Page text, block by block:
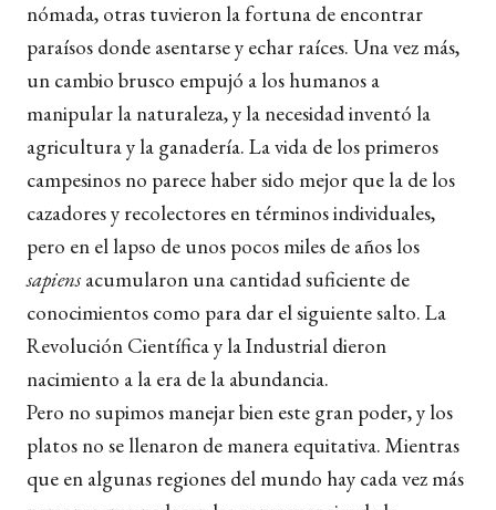
nómada, otras tuvieron la fortuna de encontrar
paraísos donde asentarse y echar raíces. Una vez más,
un cambio brusco empujó a los humanos a
manipular la naturaleza, y la necesidad inventó la
agricultura y la ganadería. La vida de los primeros
campesinos no parece haber sido mejor que la de los
cazadores y recolectores en términos individuales,
pero en el lapso de unos pocos miles de años los
sapiensacumularon una cantidad suficiente de
conocimientos como para dar el siguiente salto. La
Revolución Científica y la Industrial dieron
nacimiento a la era de la abundancia.
Pero no supimos manejar bien este gran poder, y los
platos no se llenaron de manera equitativa. Mientras
que en algunas regiones del mundo hay cada vez más